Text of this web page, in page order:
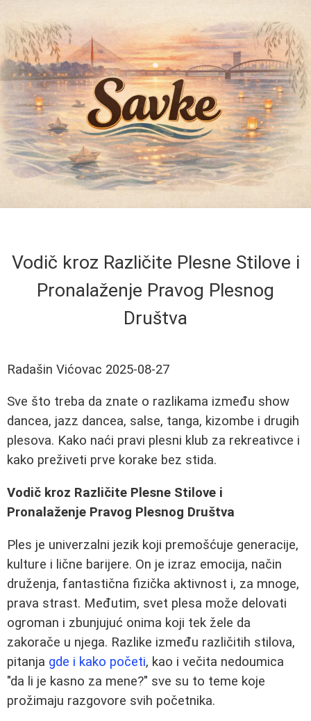
Vodič kroz Različite Plesne Stilove i
Pronalaženje Pravog Plesnog
Društva
Radašin Vićovac 2025-08-27
Sve što treba da znate o razlikama između show
dancea, jazz dancea, salse, tanga, kizombe i drugih
plesova. Kako naći pravi plesni klub za rekreativce i
kako preživeti prve korake bez stida.
Vodič kroz Različite Plesne Stilove i
Pronalaženje Pravog Plesnog Društva
Ples je univerzalni jezik koji premošćuje generacije,
kulture i lične barijere. On je izraz emocija, način
druženja, fantastična fizička aktivnost i, za mnoge,
prava strast. Međutim, svet plesa može delovati
ogroman i zbunjujuć onima koji tek žele da
zakorače u njega. Razlike između različitih stilova,
pitanja gde i kako početi, kao i večita nedoumica
"da li je kasno za mene?" sve su to teme koje
prožimaju razgovore svih početnika.